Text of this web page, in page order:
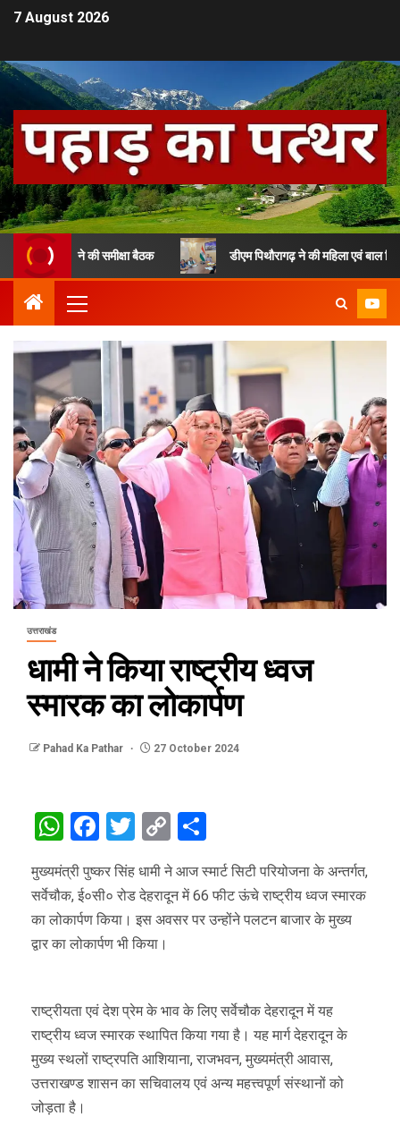
7 August 2026
ने की समीक्षा बैठक डीएम पिथौरागढ़ ने की महिला एवं बाल विकास विभाग
उत्तराखंड
धामी ने किया राष्ट्रीय ध्वज
स्मारक का लोकार्पण
Pahad Ka Pathar 27 October 2024
WhatsApp
Facebook
Twitter
Copy
मुख्यमंत्री पुष्कर सिंह धामी ने आज स्मार्ट सिटी परियोजना के अन्तर्गत,
सर्वेचौक, ई०सी० रोड देहरादून में 66 फीट ऊंचे राष्ट्रीय ध्वज स्मारक
का लोकार्पण किया। इस अवसर पर उन्होंने पलटन बाजार के मुख्य
द्वार का लोकार्पण भी किया।
राष्ट्रीयता एवं देश प्रेम के भाव के लिए सर्वेचौक देहरादून में यह
राष्ट्रीय ध्वज स्मारक स्थापित किया गया है। यह मार्ग देहरादून के
मुख्य स्थलों राष्ट्रपति आशियाना, राजभवन, मुख्यमंत्री आवास,
उत्तराखण्ड शासन का सचिवालय एवं अन्य महत्त्वपूर्ण संस्थानों को
जोड़ता है।